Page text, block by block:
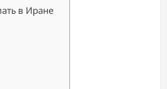
в Иране